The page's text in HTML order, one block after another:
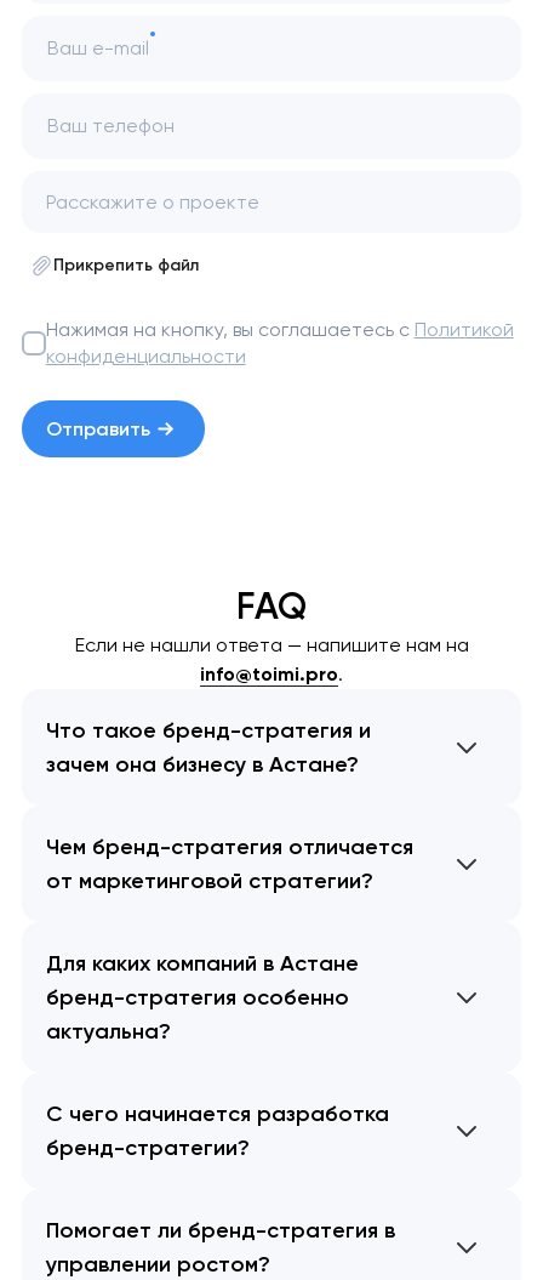
Ваш e-mail
Ваш телефон
Прикрепить файл
Нажимая на кнопку, вы соглашаетесь с Политикой
конфиденциальности
Отправить
FAQ
Если не нашли ответа — напишите нам на
info@toimi.pro.
Что такое бренд-стратегия и
зачем она бизнесу в Астане?
Чем бренд-стратегия отличается
от маркетинговой стратегии?
Для каких компаний в Астане
бренд-стратегия особенно
актуальна?
С чего начинается разработка
бренд-стратегии?
Помогает ли бренд-стратегия в
управлении ростом?